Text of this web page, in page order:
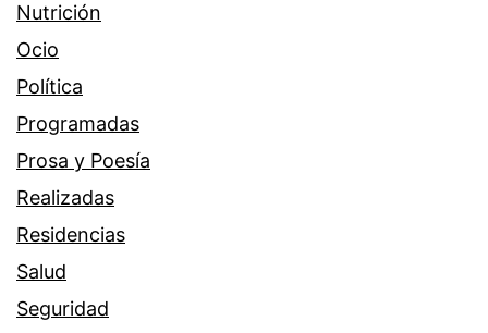
Nutrición
Ocio
Política
Programadas
Prosa y Poesía
Realizadas
Residencias
Salud
Seguridad